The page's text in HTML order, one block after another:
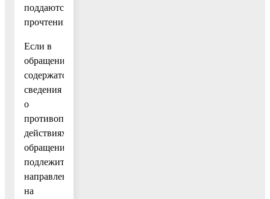
поддаются
прочтению.
Если в
обращении
содержатся
сведения
о
противоправных
действиях,
обращение
подлежит
направлению
на